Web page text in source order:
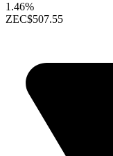
1.46%
ZEC$507.55